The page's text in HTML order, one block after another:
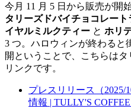
今月 11 月 5 日から販売が開
タリーズドバイチョコレート
イヤルミルクティー と ホリ
3 つ。ハロウィンが終わると
開ということで、こちらは
リンクです。
プレスリリース（2025/
情報 | TULLY'S